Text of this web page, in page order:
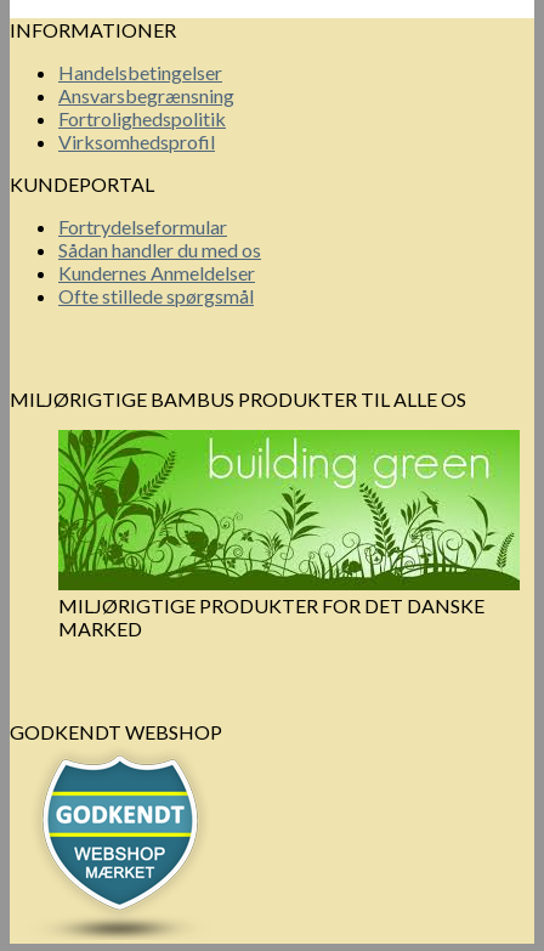
INFORMATIONER
Handelsbetingelser
Ansvarsbegrænsning
Fortrolighedspolitik
Virksomhedsprofil
KUNDEPORTAL
Fortrydelseformular
Sådan handler du med os
Kundernes Anmeldelser
Ofte stillede spørgsmål
MILJØRIGTIGE BAMBUS PRODUKTER TIL ALLE OS
MILJØRIGTIGE PRODUKTER FOR DET DANSKE
MARKED
GODKENDT WEBSHOP